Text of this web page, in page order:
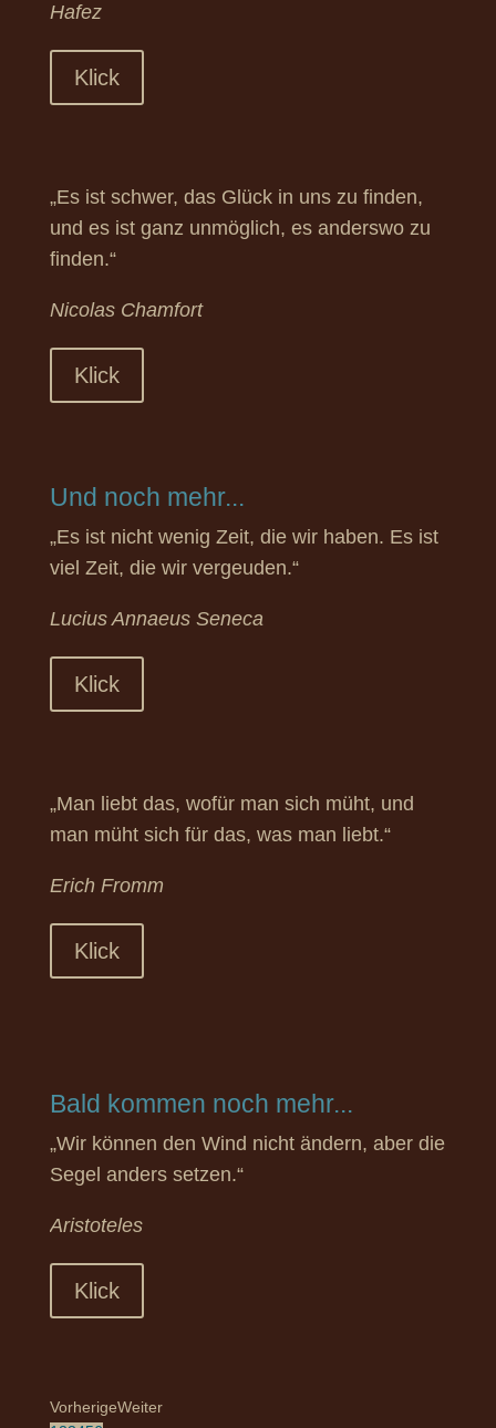
Hafez
Klick
„Es ist schwer, das Glück in uns zu finden,
und es ist ganz unmöglich, es anderswo zu
finden.“
Nicolas Chamfort
Klick
Und noch mehr...
„Es ist nicht wenig Zeit, die wir haben. Es ist
viel Zeit, die wir vergeuden.“
Lucius Annaeus Seneca
Klick
„Man liebt das, wofür man sich müht, und
man müht sich für das, was man liebt.“
Erich Fromm
Klick
Bald kommen noch mehr...
„Wir können den Wind nicht ändern, aber die
Segel anders setzen.“
Aristoteles
Klick
VorherigeWeiter